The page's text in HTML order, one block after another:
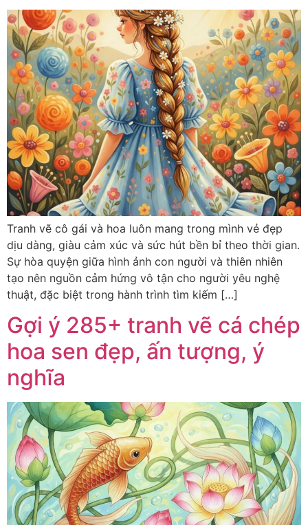
Tranh vẽ cô gái và hoa luôn mang trong mình vẻ đẹp
dịu dàng, giàu cảm xúc và sức hút bền bỉ theo thời gian.
Sự hòa quyện giữa hình ảnh con người và thiên nhiên
tạo nên nguồn cảm hứng vô tận cho người yêu nghệ
thuật, đặc biệt trong hành trình tìm kiếm […]
Gợi ý 285+ tranh vẽ cá chép
hoa sen đẹp, ấn tượng, ý
nghĩa